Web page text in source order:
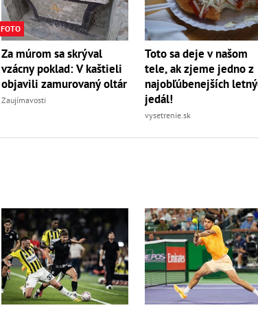
FOTO
Za múrom sa skrýval
vzácny poklad: V kaštieli
objavili zamurovaný oltár
Zaujímavosti
Toto sa deje v našom
tele, ak zjeme jedno z
najobľúbenejších
jedál!
vysetrenie.sk